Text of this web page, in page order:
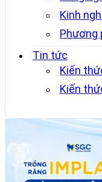
Kinh
Phương
Tin tức
Kiến
Kiến